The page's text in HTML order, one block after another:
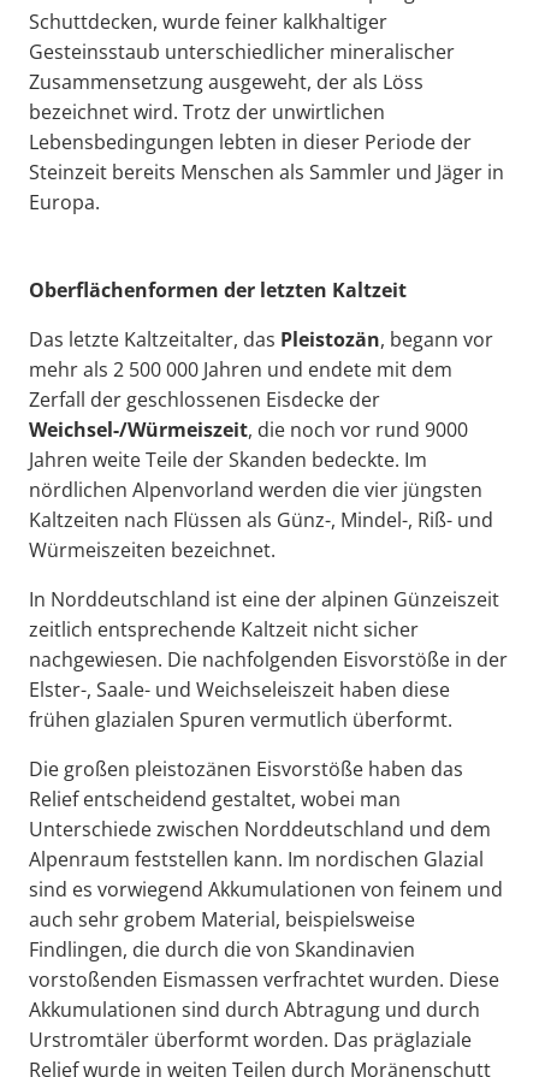
Schuttdecken, wurde feiner kalkhaltiger
Gesteinsstaub unterschiedlicher mineralischer
Zusammensetzung ausgeweht, der als Löss
bezeichnet wird. Trotz der unwirtlichen
Lebensbedingungen lebten in dieser Periode der
Steinzeit bereits Menschen als Sammler und Jäger in
Europa.
Oberflächenformen der letzten Kaltzeit
Das letzte Kaltzeitalter, das Pleistozän, begann vor
mehr als 2 500 000 Jahren und endete mit dem
Zerfall der geschlossenen Eisdecke der
Weichsel-/Würmeiszeit, die noch vor rund 9000
Jahren weite Teile der Skanden bedeckte. Im
nördlichen Alpenvorland werden die vier jüngsten
Kaltzeiten nach Flüssen als Günz-, Mindel-, Riß- und
Würmeiszeiten bezeichnet.
In Norddeutschland ist eine der alpinen Günzeiszeit
zeitlich entsprechende Kaltzeit nicht sicher
nachgewiesen. Die nachfolgenden Eisvorstöße in der
Elster-, Saale- und Weichseleiszeit haben diese
frühen glazialen Spuren vermutlich überformt.
Die großen pleistozänen Eisvorstöße haben das
Relief entscheidend gestaltet, wobei man
Unterschiede zwischen Norddeutschland und dem
Alpenraum feststellen kann. Im nordischen Glazial
sind es vorwiegend Akkumulationen von feinem und
auch sehr grobem Material, beispielsweise
Findlingen, die durch die von Skandinavien
vorstoßenden Eismassen verfrachtet wurden. Diese
Akkumulationen sind durch Abtragung und durch
Urstromtäler überformt worden. Das präglaziale
Relief wurde in weiten Teilen durch Moränenschutt